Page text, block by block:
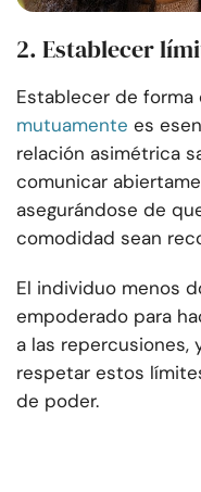
2. Establecer
Establecer de forma
mutuamente es
relación asimétrica
comunicar
asegurándose de
comodidad sean
El individuo menos
empoderado para
a las
respetar estos
de poder.